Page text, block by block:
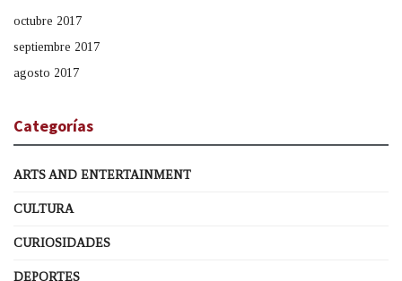
octubre 2017
septiembre 2017
agosto 2017
Categorías
ARTS AND ENTERTAINMENT
CULTURA
CURIOSIDADES
DEPORTES